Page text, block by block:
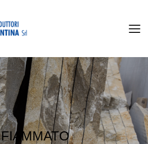
FIAMMATO